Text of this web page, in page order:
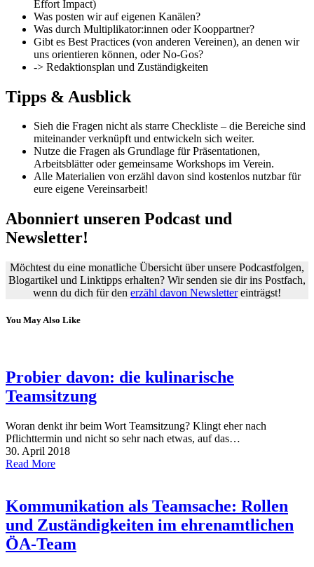
Effort Impact)
Was posten wir auf eigenen Kanälen?
Was durch Multiplikator:innen oder Kooppartner?
Gibt es Best Practices (von anderen Vereinen), an denen wir
uns orientieren können, oder No-Gos?
-> Redaktionsplan und Zuständigkeiten
Tipps & Ausblick
Sieh die Fragen nicht als starre Checkliste – die Bereiche sind
miteinander verknüpft und entwickeln sich weiter.
Nutze die Fragen als Grundlage für Präsentationen,
Arbeitsblätter oder gemeinsame Workshops im Verein.
Alle Materialien von erzähl davon sind kostenlos nutzbar für
eure eigene Vereinsarbeit!
Abonniert unseren Podcast und
Newsletter!
Möchtest du eine monatliche Übersicht über unsere Podcastfolgen,
Blogartikel und Linktipps erhalten? Wir senden sie dir ins Postfach,
wenn du dich für den erzähl davon Newslettereinträgst!
You May Also Like
Probier davon: die kulinarische
Teamsitzung
Woran denkt ihr beim Wort Teamsitzung? Klingt eher nach
Pflichttermin und nicht so sehr nach etwas, auf das…
30. April 2018
Read More
Kommunikation als Teamsache: Rollen
und Zuständigkeiten im ehrenamtlichen
ÖA-Team